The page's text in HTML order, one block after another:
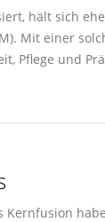
hält sich
Mit einer
Pflege und